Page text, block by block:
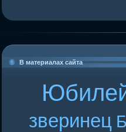
В материалах сайта
зверинец